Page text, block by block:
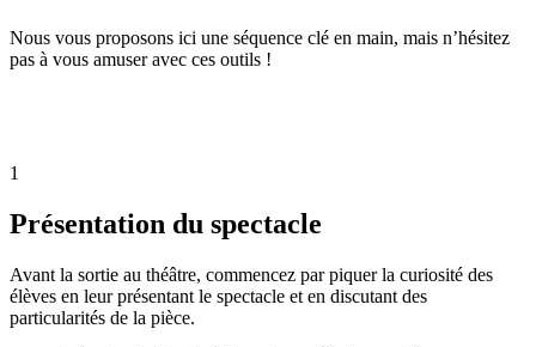
Nous vous proposons ici une séquence clé en main, mais n’hésitez
pas à vous amuser avec ces outils !
1
Présentation du spectacle
Avant la sortie au théâtre, commencez par piquer la curiosité des
élèves en leur présentant le spectacle et en discutant des
particularités de la pièce.